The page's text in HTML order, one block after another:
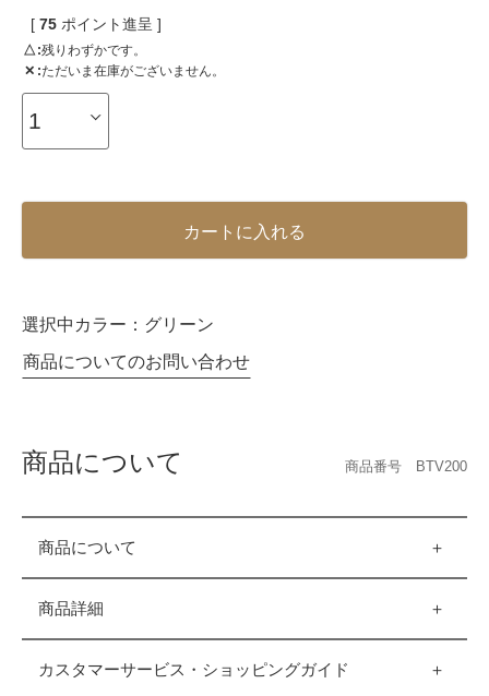
[ 75 ポイント進呈 ]
△ 残りわずかです。
✕ ただいま在庫がございません。
カートに入れる
選択中カラー： グリーン
商品についてのお問い合わせ
商品について 商品番号 BTV200
商品について
商品詳細
カスタマーサービス・ショッピングガイド